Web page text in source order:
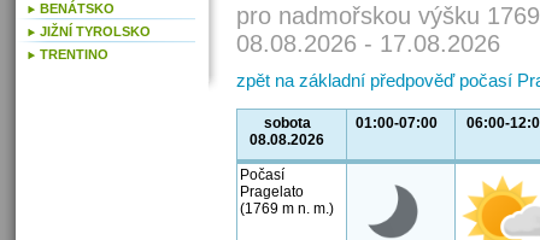
pro nadmořskou výšku
08.08.2026 - 17.08.2026
zpět na základní předpověď počasí
sobota
08.08.2026
01:00-07:00 06:00-
Počasí
Pragelato
(1769 m n. m.)
BENÁTSKO
JIŽNÍ TYROLSKO
TRENTINO